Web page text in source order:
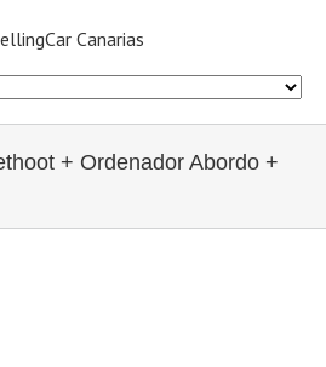
+ Ordenador Abordo +